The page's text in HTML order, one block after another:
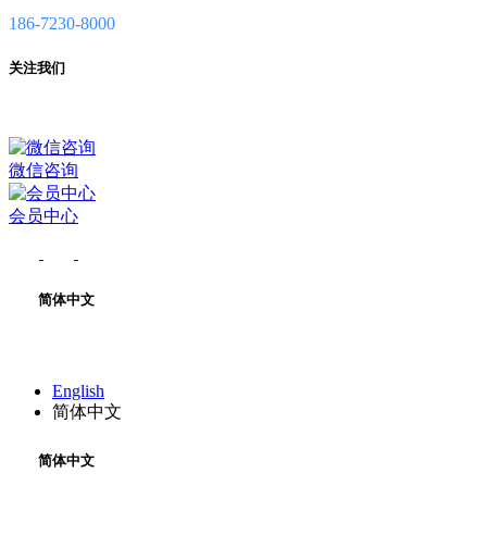
186-7230-8000
关注我们
微信咨询
会员中心
简体中文
English
简体中文
简体中文